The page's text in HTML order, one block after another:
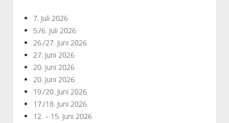
7. Juli 2026
5./6. Juli 2026
26./27. Juni 2026
27. Juni 2026
20. Juni 2026
20. Juni 2026
19./20. Juni 2026
17./18. Juni 2026
12. – 15. Juni 2026